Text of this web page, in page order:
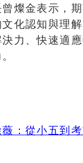
燦金表示，
化認知與理
力、快速適
：從小五到